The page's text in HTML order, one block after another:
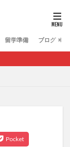
留学準備 ブログ